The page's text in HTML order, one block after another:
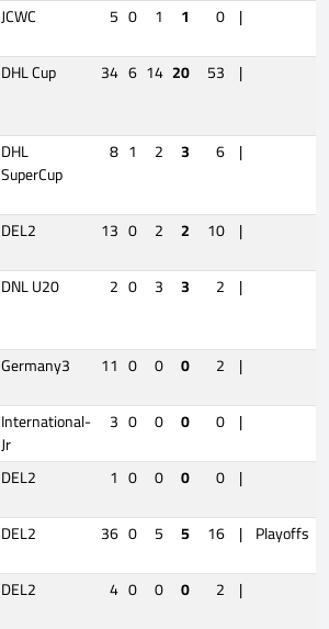
JCWC 5 0 1 1 0 |
DHL Cup 34 6 14 20 53 |
DHL
SuperCup
8 1 2 3 6 |
DEL2 13 0 2 2 10 |
DNL U20 2 0 3 3 2 |
Germany3 11 0 0 0 2 |
International-
Jr
3 0 0 0 0 |
DEL2 1 0 0 0 0 |
DEL2 36 0 5 5 16 | Playoffs
DEL2 4 0 0 0 2 |